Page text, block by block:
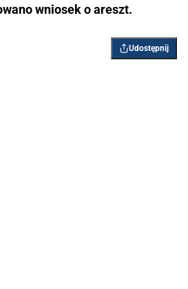
wniosek o areszt.
Udostępnij